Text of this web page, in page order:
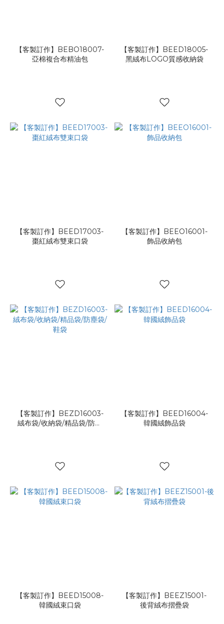
【客製訂作】BEBO18007-
亞棉複合布精油包
【客製訂作】BEED18005-
黑絨布LOGO質感收納袋
【客製訂作】BEED17003-
棗紅絨布雙束口袋
【客製訂作】BEEO16001-
飾品收納包
【客製訂作】BEZD16003-
絨布袋/收納袋/精品袋/防塵
【客製訂作】BEED16004-
韓國絨飾品袋
【客製訂作】BEED15008-
韓國絨束口袋
【客製訂作】BEEZ15001-
後背絨布摺疊袋